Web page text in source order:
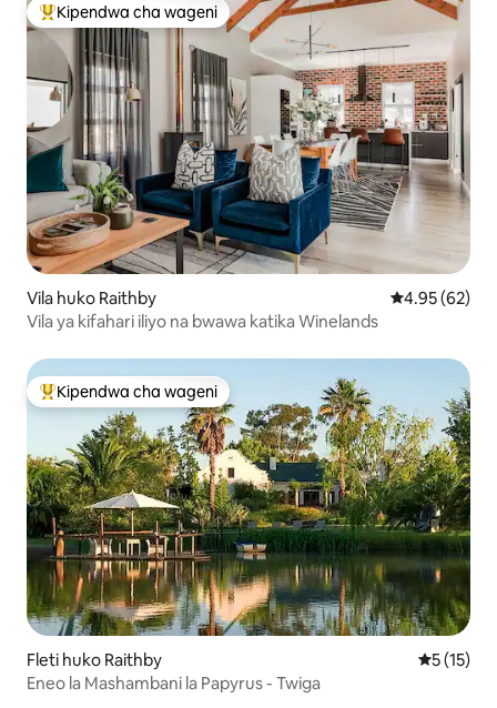
Kipendwa maarufu cha wageni
Kipendwa cha wageni
Vila huko Raithby Ukadiriaji wa
4.95 (62)
Vila ya kifahari iliyo na bwawa katika Winelands
Kipendwa maarufu cha wageni
Kipendwa cha wageni
Fleti huko Raithby Ukadiriaji
5 (15)
Eneo la Mashambani la Papyrus - Twiga